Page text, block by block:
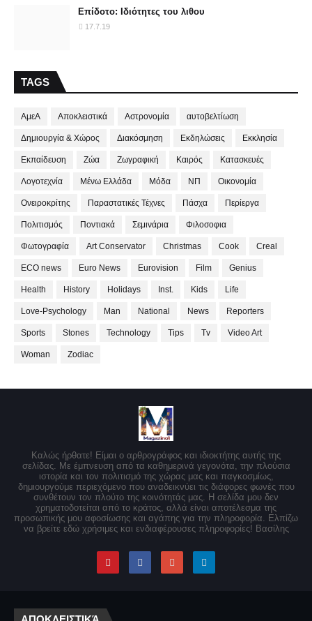
Επίδοτο: Ιδιότητες του λιθου
17.7.19
TAGS
ΑμεΑ Αποκλειστικά Αστρονομία αυτοβελτίωση
Δημιουργία & Χώρος Διακόσμηση Εκδηλώσεις Εκκλησία
Εκπαίδευση Ζώα Ζωγραφική Καιρός Κατασκευές
Λογοτεχνία Μένω Ελλάδα Μόδα ΝΠ Οικονομία
Ονειροκρίτης Παραστατικές Τέχνες Πάσχα Περίεργα
Πολιτισμός Ποντιακά Σεμινάρια Φιλοσοφια
Φωτογραφία Art Conservator Christmas Cook Creal
ECO news Euro News Eurovision Film Genius
Health History Holidays Inst. Kids Life
Love-Psychology Man National News Reporters
Sports Stones Technology Tips Tv Video Art
Woman Zodiac
Καλώς ήρθατε! Είμαι ο αρθρογράφος και ιδιοκτήτης αυτής της
σελίδας. Με έμπνευση από τα καθημερινά γεγονότα, την πλούσια
ιστορία και τον πολιτισμό της χώρας μας και παγκοσμίως,
δημιουργούμε περιεχόμενο που αναδεικνύει τις διάφορες φωνές που
συνθέτουν τον πλούτο της κοινότητάς μας. Η σελίδα μου δεν
χρηματοδοτείται από το κράτος, αλλά είναι αποτέλεσμα της
προσωπικής μου αφοσίωσης και αγάπης για την πληροφορία. Ελπίζω
να βρείτε εδώ χρήσιμες και ενδιαφέρουσες πληροφορίες! Βασίλης